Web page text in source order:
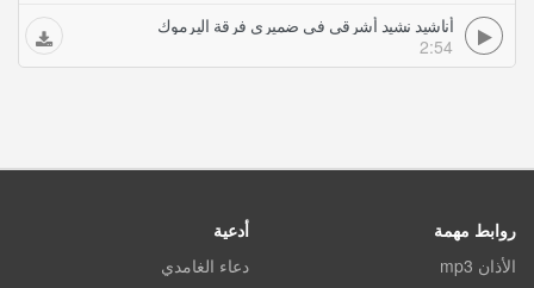
أناشيد نشيد أشرقي في ضميري فرقة اليرموك
2:54
روابط مهمة
الأذان mp3
أدعية
دعاء الغامدي